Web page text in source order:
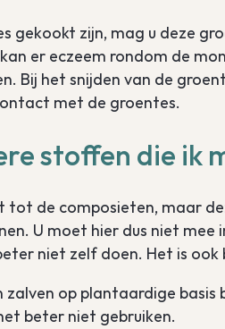
gekookt zijn, mag u deze
er eczeem rondom de
Bij het snijden van de
met de groentes.
stoffen die ik
tot de composieten, maar
U moet hier dus niet mee
niet zelf doen. Het is
zalven op plantaardige
beter niet gebruiken.